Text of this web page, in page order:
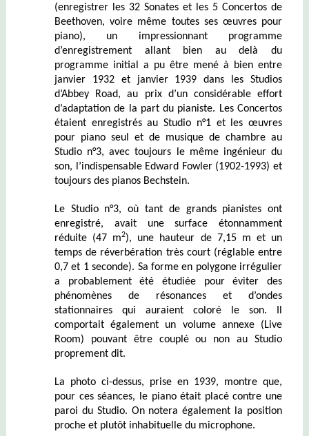
(enregistrer les 32 Sonates et les 5 Concertos de
Beethoven, voire même toutes ses œuvres pour
piano), un impressionnant programme
d’enregistrement allant bien au delà du
programme initial a pu être mené à bien entre
janvier 1932 et janvier 1939 dans les Studios
d’Abbey Road, au prix d’un considérable effort
d’adaptation de la part du pianiste. Les Concertos
étaient enregistrés au Studio n°1 et les œuvres
pour piano seul et de musique de chambre au
Studio n°3, avec toujours le même ingénieur du
son, l’indispensable Edward Fowler (1902-1993) et
toujours des pianos Bechstein.
Le Studio n°3, où tant de grands pianistes ont
enregistré, avait une surface étonnamment
réduite (47 m2), une hauteur de 7,15 m et un
temps de réverbération très court (réglable entre
0,7 et 1 seconde). Sa forme en polygone irrégulier
a probablement été étudiée pour éviter des
phénomènes de résonances et d’ondes
stationnaires qui auraient coloré le son. Il
comportait également un volume annexe (Live
Room) pouvant être couplé ou non au Studio
proprement dit.
La photo ci-dessus, prise en 1939, montre que,
pour ces séances, le piano était placé contre une
paroi du Studio. On notera également la position
proche et plutôt inhabituelle du microphone.